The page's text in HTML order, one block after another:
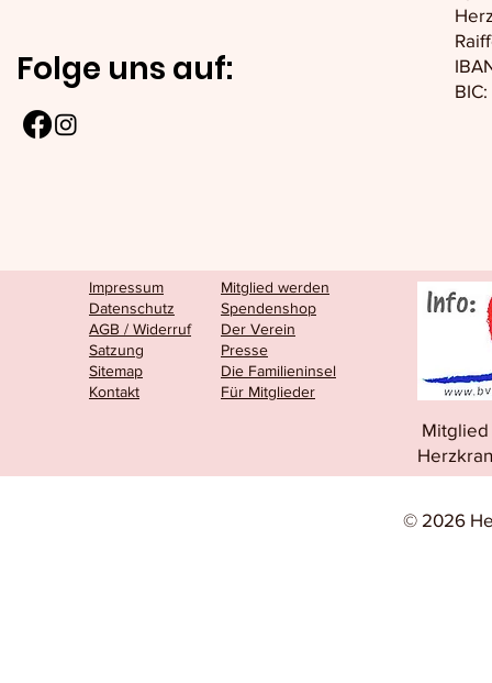
Folge uns auf:
Impressum
Datenschutz
AGB / Widerruf
Satzung
Sitemap
Kontakt
Mitglied werden
Spendenshop
Der Verein
Presse
Die Familieninsel
Für Mitglieder
© 2026